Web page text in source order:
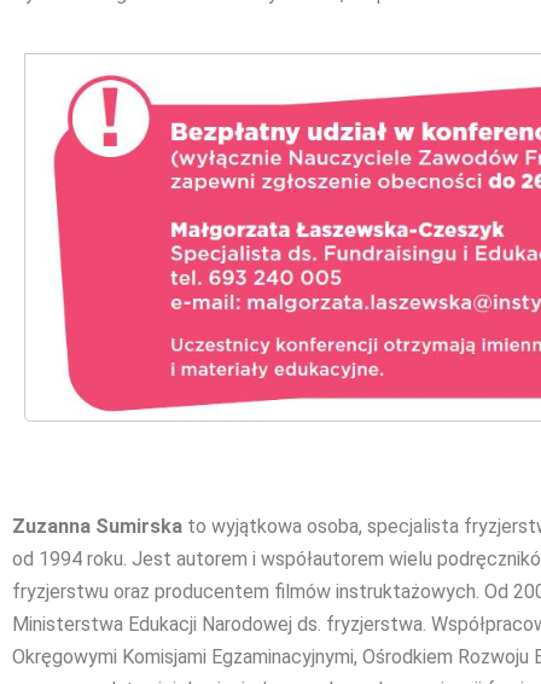
Zuzanna Sumirska to wyjątkowa osoba, specjalista
od 1994 roku. Jest autorem i współautorem wielu
fryzjerstwu oraz producentem filmów instruktażowych. Od
Ministerstwa Edukacji Narodowej ds. fryzjerstwa.
Okręgowymi Komisjami Egzaminacyjnymi, Ośrodkiem Rozwoju